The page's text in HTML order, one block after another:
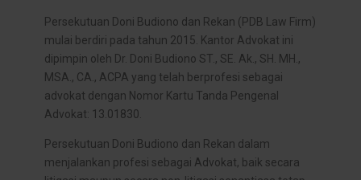
Persekutuan Doni Budiono dan Rekan (PDB Law Firm)
mulai berdiri pada tahun 2015. Kantor Advokat ini
dipimpin oleh Dr. Doni Budiono ST., SE. Ak., SH. MH.,
MSA., CA., ACPA yang telah berprofesi sebagai
advokat dengan Nomor Kartu Tanda Pengenal
Advokat: 13.01830.
Persekutuan Doni Budiono dan Rekan dalam
menjalankan profesi sebagai Advokat, baik secara